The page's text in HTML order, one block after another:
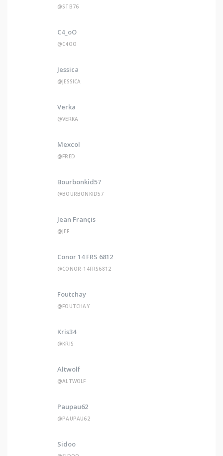
@STB76
C4_oO
@C4OO
Jessica
@JESSICA
Verka
@VERKA
Mexcol
@FRED
Bourbonkid57
@BOURBONKID57
Jean Françis
@JEF
Conor 14 FRS 6812
@CONOR-14FRS6812
Foutchay
@FOUTCHAY
Kris34
@KRIS
Altwolf
@ALTWOLF
Paupau62
@PAUPAU62
Sidoo